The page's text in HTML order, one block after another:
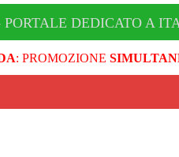
DEDICATO A
: PROMOZIONE